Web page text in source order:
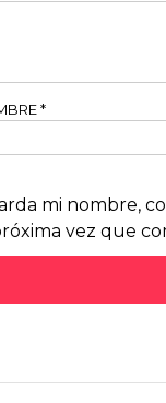
*
mi nombre,
vez que